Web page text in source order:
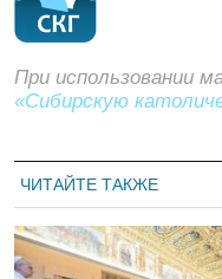
При использовании
«Сибирскую
ЧИТАЙТЕ ТАКЖЕ